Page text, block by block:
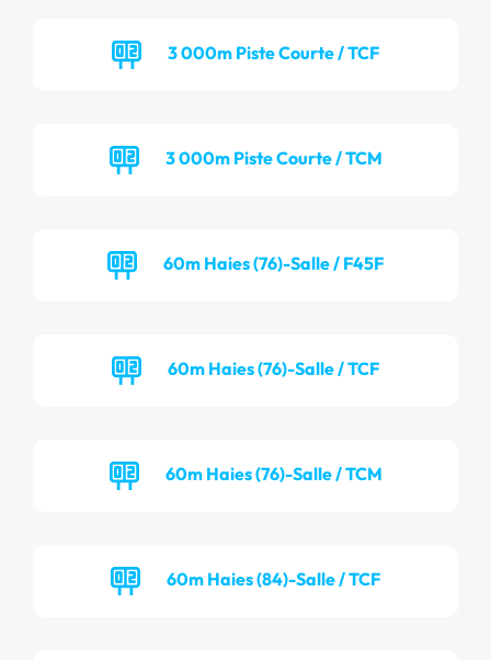
3 000m Piste Courte / TCF
3 000m Piste Courte / TCM
60m Haies (76)-Salle / F45F
60m Haies (76)-Salle / TCF
60m Haies (76)-Salle / TCM
60m Haies (84)-Salle / TCF